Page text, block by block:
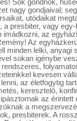
Sok gondnok,
nagy gondjaival;
utódaikat
a presbiter, vagy
imádkozni, az
Az
minden lelki, anyagi
sokan igénybe
rendszeres,
kevesen
az életfogytig
keresztelő,
az
a
presbiterek. A